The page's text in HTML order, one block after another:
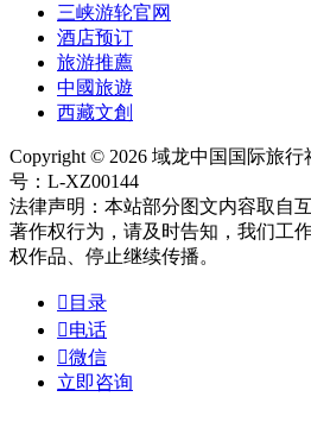
三峡游轮官网
酒店预订
旅游推薦
中國旅遊
西藏文創
Copyright © 2026 域龙中国国际旅
号：L-XZ00144
法律声明：本站部分图文内容取自
著作权行为，请及时告知，我们工
权作品、停止继续传播。
 目录
电话
微信
立即咨询